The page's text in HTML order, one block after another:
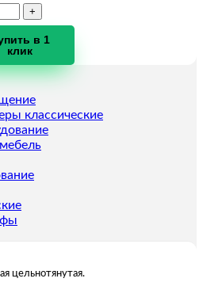
в 1
клик
классические
цельнотянутая.